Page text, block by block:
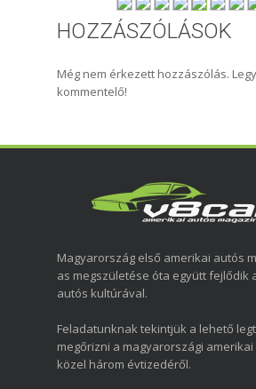
HOZZÁSZÓLÁSOK
Még nem érkezett hozzászólás.
kommentelő!
Magyarország első amerikai autós
as megszületése óta együtt fejlődik
autós kultúrával.
Feladatunknak tekintjük a lehető
megőrizni a magyarországi
közel három évtizedéről.